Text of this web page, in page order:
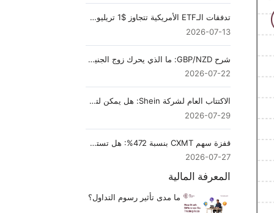
تدفقات الـETF الأمريكية تتجاوز $1 تريليون في 2026: إلى أين تتجه الأموال؟
2026-07-13
شرح GBP/NZD: ما الذي يحرك زوج الجنيه مقابل الدولار النيوزيلندي؟
2026-07-22
الاكتتاب العام لشركة Shein: هل يمكن لتقييم بقيمة $50B أن يصمد أمام تحقيق FTC وخسارة بقيمة $99M؟
2026-07-29
قفزة سهم CXMT بنسبة 472%: هل تستطيع الصين كسر احتكار العمالقة الثلاثة لشرائح الذاكرة؟
2026-07-27
المعرفة المالية
ما مدى تأثير رسوم التداول؟